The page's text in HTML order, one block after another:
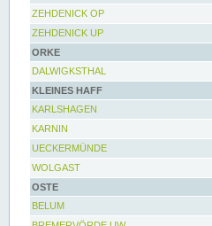
ZEHDENICK OP
ZEHDENICK UP
ORKE
DALWIGKSTHAL
KLEINES HAFF
KARLSHAGEN
KARNIN
UECKERMÜNDE
WOLGAST
OSTE
BELUM